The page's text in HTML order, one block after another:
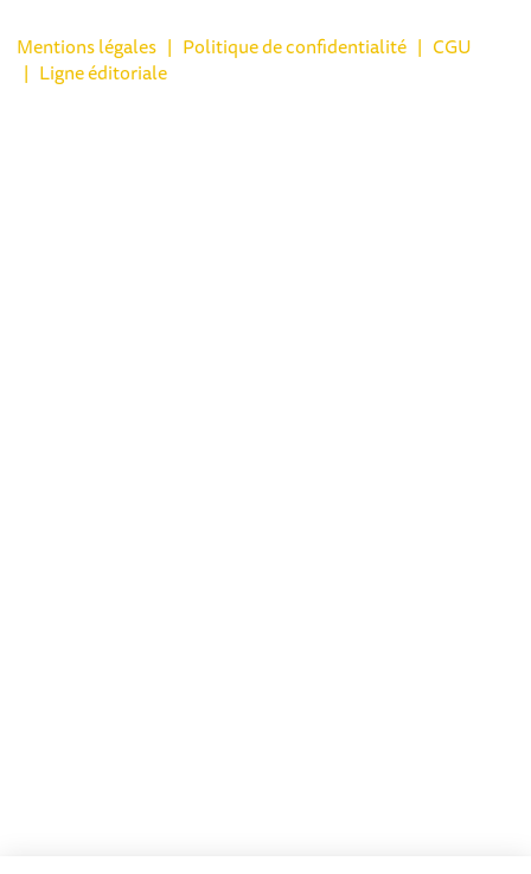
Mentions légales | Politique de confidentialité | CGU
| Ligne éditoriale